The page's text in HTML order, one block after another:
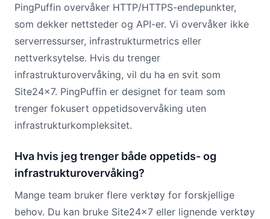
PingPuffin overvåker HTTP/HTTPS-endepunkter,
som dekker nettsteder og API-er. Vi overvåker ikke
serverressurser, infrastrukturmetrics eller
nettverksytelse. Hvis du trenger
infrastrukturovervåking, vil du ha en svit som
Site24x7. PingPuffin er designet for team som
trenger fokusert oppetidsovervåking uten
infrastrukturkompleksitet.
Hva hvis jeg trenger både oppetids- og
infrastrukturovervåking?
Mange team bruker flere verktøy for forskjellige
behov. Du kan bruke Site24x7 eller lignende verktøy